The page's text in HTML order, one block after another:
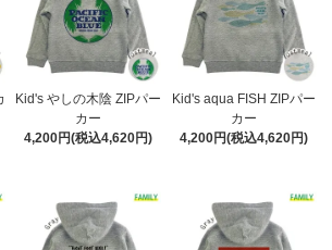
Kid's やしの木陰 ZIPパー
カー
4,200円(税込4,620円)
Kid's aqua FISH ZIPパー
カー
4,200円(税込4,620円)